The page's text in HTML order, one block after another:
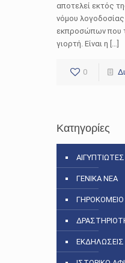
αποτελεί εκτός
νόμου
εκπροσώπων που
γιορτή. Είναι η […]
0
Κατηγορίες
ΓΕΝΙΚΑ ΝΕΑ